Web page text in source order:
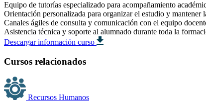
Equipo de tutorías especializado para acompañamiento
Orientación personalizada para organizar el estudio y mantener
Canales ágiles de consulta y comunicación con el equipo
Asistencia técnica y soporte al alumnado durante toda la
Descargar información curso
Cursos relacionados
Recursos Humanos